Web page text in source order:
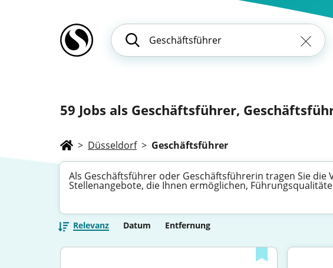
59 Jobs als Geschäftsführer,
> Düsseldorf > Geschäftsführer
Als Geschäftsführer oder Geschäftsführerin tragen Sie
Stellenangebote, die Ihnen ermöglichen,
Relevanz Datum Entfernung